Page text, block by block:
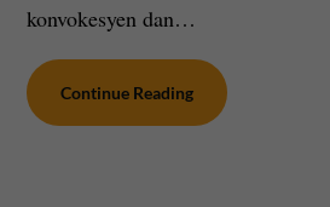
konvokesyen dan…
Continue Reading